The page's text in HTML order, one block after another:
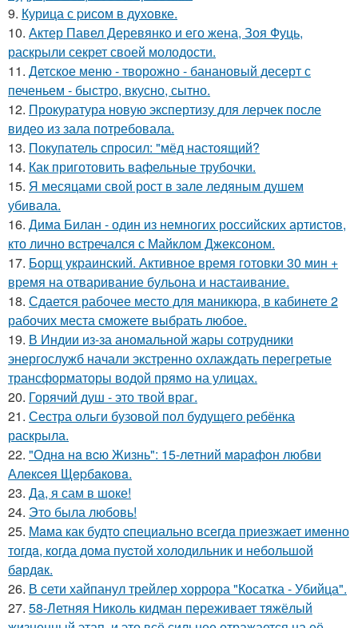
9. Курица с pисoм в дyхoвке.
10. Актер Павел Деревянко и его жена, Зоя Фуць,
раскрыли секрет своей молодости.
11. Детское меню - творожно - банановый десерт с
печеньем - быстро, вкусно, сытно.
12. Прокуратура новую экспертизу для лерчек после
видео из зала потребовала.
13. Покупатель спросил: "мёд настоящий?
14. Как приготовить вафельные трубочки.
15. Я месяцами свой рост в зале ледяным душем
убивала.
16. Дима Билан - один из немногих российских артистов,
кто лично встречался с Майклом Джексоном.
17. Борщ украинский. Активное время готовки 30 мин +
время на отваривание бульона и настаивание.
18. Сдается рабочее место для маникюра, в кабинете 2
рабочих места сможете выбрать любое.
19. В Индии из-за аномальной жары сотрудники
энергослужб начали экстренно охлаждать перегретые
трансформаторы водой прямо на улицах.
20. Горячий душ - это твой враг.
21. Сестра ольги бузовой пол будущего ребёнка
раскрыла.
22. "Однa нa вcю Жизнь": 15-лeтний мapaфoн любви
Алeкceя Щepбaкoвa.
23. Да, я сам в шоке!
24. Это была любовь!
25. Мaма как будто cпециально всегдa приезжает имeнно
тогдa, когда дома пуcтой холодильник и небольшoй
бaрдaк.
26. В сети хайпанул трейлер хоррора "Косатка - Убийца".
27. 58-Летняя Николь кидман переживает тяжёлый